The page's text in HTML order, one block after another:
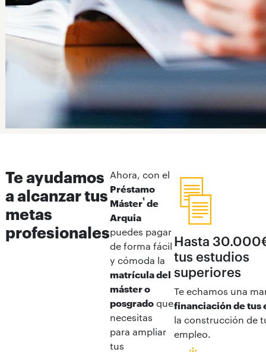
Te ayudamos
a alcanzar tus
metas
profesionales
Ahora, con el
Préstamo
Máster¹de
Arquia
puedes pagar
de forma fácil
y cómoda la
matrícula del
máster o
posgradoque
necesitas
para ampliar
tus
Hasta
tus estudios
superiores
Te echamos una
financiación de tus
la construcción de
empleo.